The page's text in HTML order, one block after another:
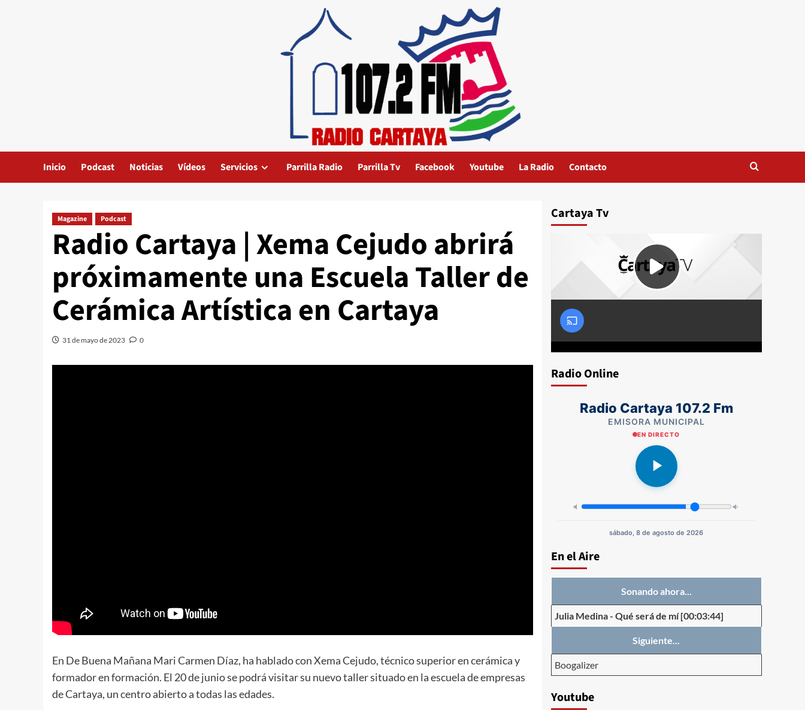
Inicio Podcast Noticias Vídeos Servicios Parrilla Radio Parrilla Tv Facebook Youtube La Radio Contacto
Magazine Podcast
Radio Cartaya | Xema Cejudo abrirá
próximamente una Escuela Taller de
Cerámica Artística en Cartaya
31 de mayo de 2023 0
En De Buena Mañana Mari Carmen Díaz, ha hablado con Xema Cejudo, técnico superior en cerámica y
formador en formación. El 20 de junio se podrá visitar su nuevo taller situado en la escuela de empresas
de Cartaya, un centro abierto a todas las edades.
Cartaya Tv
Radio Online
Radio Cartaya 107.2 Fm
EMISORA MUNICIPAL
EN DIRECTO
sábado, 8 de agosto de 2026
En el Aire
Sonando ahora...
Julia Medina- Qué será de mí [00:03:44]
Siguiente...
Boogalizer
Youtube